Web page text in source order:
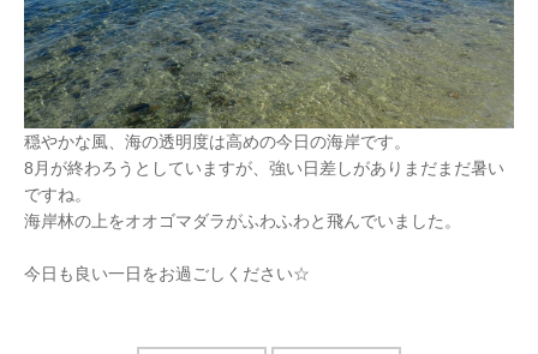
穏やかな風、海の透明度は高めの今日の海岸です。
8月が終わろうとしていますが、強い日差しがありまだまだ暑い
ですね。
海岸林の上をオオゴマダラがふわふわと飛んでいました。
今日も良い一日をお過ごしください☆